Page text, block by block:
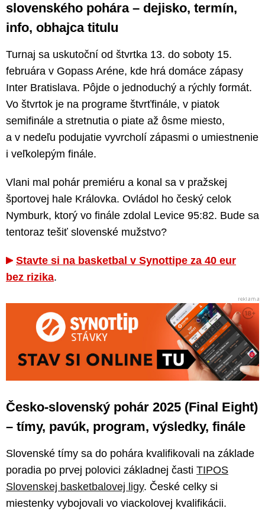
slovenského pohára – dejisko, termín,
info, obhajca titulu
Turnaj sa uskutoční od štvrtka 13. do soboty 15.
februára v Gopass Aréne, kde hrá domáce zápasy
Inter Bratislava. Pôjde o jednoduchý a rýchly formát.
Vo štvrtok je na programe štvrťfinále, v piatok
semifinále a stretnutia o piate až ôsme miesto,
a v nedeľu podujatie vyvrcholí zápasmi o umiestnenie
i veľkolepým finále.
Vlani mal pohár premiéru a konal sa v pražskej
športovej hale Královka. Ovládol ho český celok
Nymburk, ktorý vo finále zdolal Levice 95:82. Bude sa
tentoraz tešiť slovenské mužstvo?
Stavte si na basketbal v Synottipe za 40 eur
bez rizika.
Česko-slovenský pohár 2025 (Final Eight)
– tímy, pavúk, program, výsledky, finále
Slovenské tímy sa do pohára kvalifikovali na základe
poradia po prvej polovici základnej časti TIPOS
Slovenskej basketbalovej ligy. České celky si
miestenky vybojovali vo viackolovej kvalifikácii.